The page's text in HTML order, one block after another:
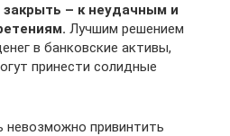
закрыть – к неудачным и
Лучшим решением
в банковские активы,
принести солидные
невозможно привинтить